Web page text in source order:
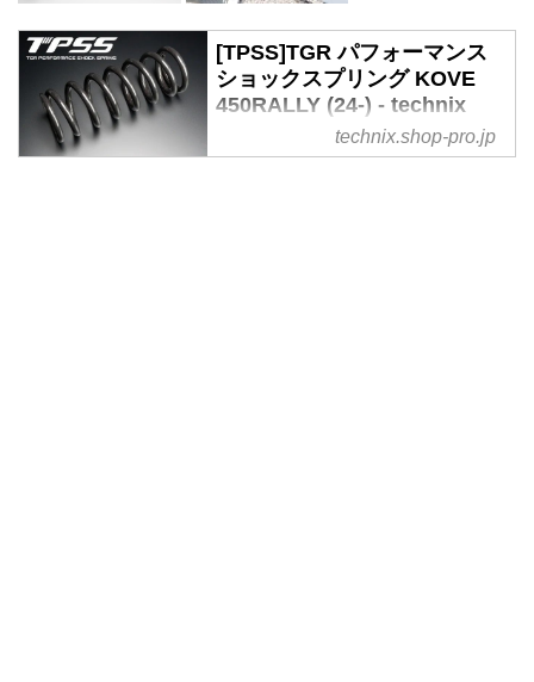
[TPSS]TGR パフォーマンス
ショックスプリング KOVE
450RALLY (24-) - technix
technix.shop-pro.jp